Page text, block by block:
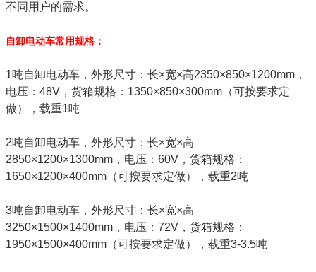
不同用户的需求。
自卸电动车常用规格：
1吨自卸电动车，外形尺寸：长×宽×高2350×850×1200mm，
电压：48V，货箱规格：1350×850×300mm（可按要求定
做），载重1吨
2吨自卸电动车，外形尺寸：长×宽×高
2850×1200×1300mm，电压：60V，货箱规格：
1650×1200×400mm（可按要求定做），载重2吨
3吨自卸电动车，外形尺寸：长×宽×高
3250×1500×1400mm，电压：72V，货箱规格：
1950×1500×400mm（可按要求定做），载重3-3.5吨